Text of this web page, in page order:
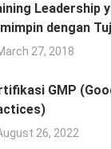
Leadership
dengan
27, 2018
GMP
26, 2022